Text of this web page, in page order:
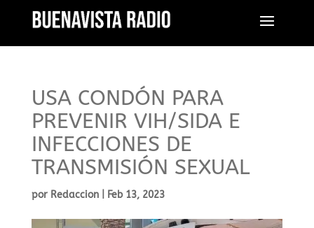
USA CONDÓN PARA
PREVENIR VIH/SIDA E
INFECCIONES DE
TRANSMISIÓN SEXUAL
por Redaccion| Feb 13, 2023